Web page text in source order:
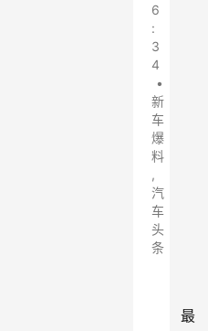
6
:
3
4
•
新
车
爆
料
,
汽
车
头
条
最